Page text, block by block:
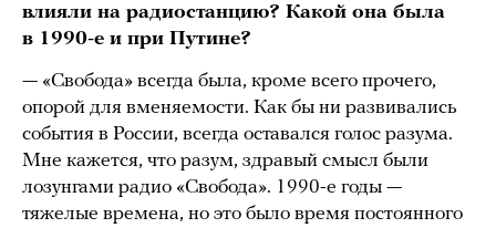
влияли на радиостанцию? Какой она была
в 1990-е и при Путине?
— «Свобода» всегда была, кроме всего прочего,
опорой для вменяемости. Как бы ни развивались
события в России, всегда оставался голос разума.
Мне кажется, что разум, здравый смысл были
лозунгами радио «Свобода». 1990-е годы —
тяжелые времена, но это было время постоянного